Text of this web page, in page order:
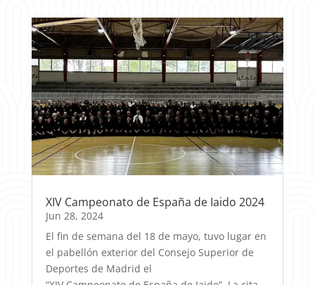
XIV Campeonato de España de Iaido 2024
Jun 28, 2024
El fin de semana del 18 de mayo, tuvo lugar en
el pabellón exterior del Consejo Superior de
Deportes de Madrid el